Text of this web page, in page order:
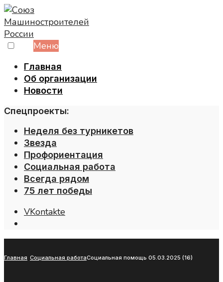
Skip
to
content
Меню
Главная
Об организации
Новости
Спецпроекты:
Неделя без турникетов
Звезда
Профориентация
Социальная работа
Всегда рядом
75 лет победы
VKontakte
Главная Социальная работаСоциальная помощь 05.03.2025 (16)